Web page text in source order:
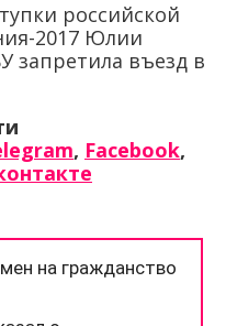
российской
2017 Юлии
запретила въезд в
, Facebook,